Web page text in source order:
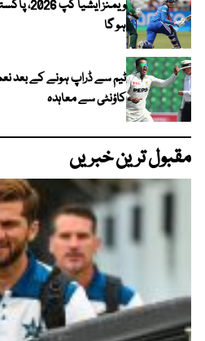
ویمنز
ہو گا
ٹیم سے ڈراپ ہونے کے بعد
کاؤنٹی سے معاہدہ
مقبول ترین خبریں